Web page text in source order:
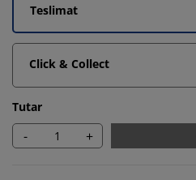
Teslimat
Click & Collect
Tutar
- +